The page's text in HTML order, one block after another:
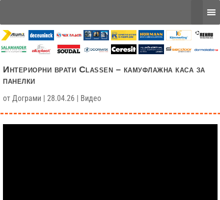
Интериорни врати Classen – камуфлажна каса за
панелки
от Дограми | 28.04.26 | Видео